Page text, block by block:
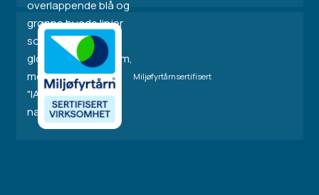
Miljøfyrtårnsertifisert